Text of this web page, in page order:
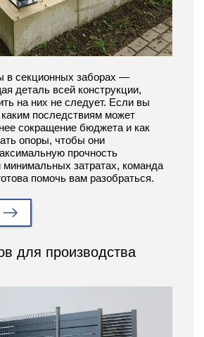
в секционных заборах —
деталь всей конструкции,
на них не следует. Если вы
каким последствиям может
сокращение бюджета и как
опоры, чтобы они
прочность
минимальных затратах, команда
помочь вам разобраться.
для производства